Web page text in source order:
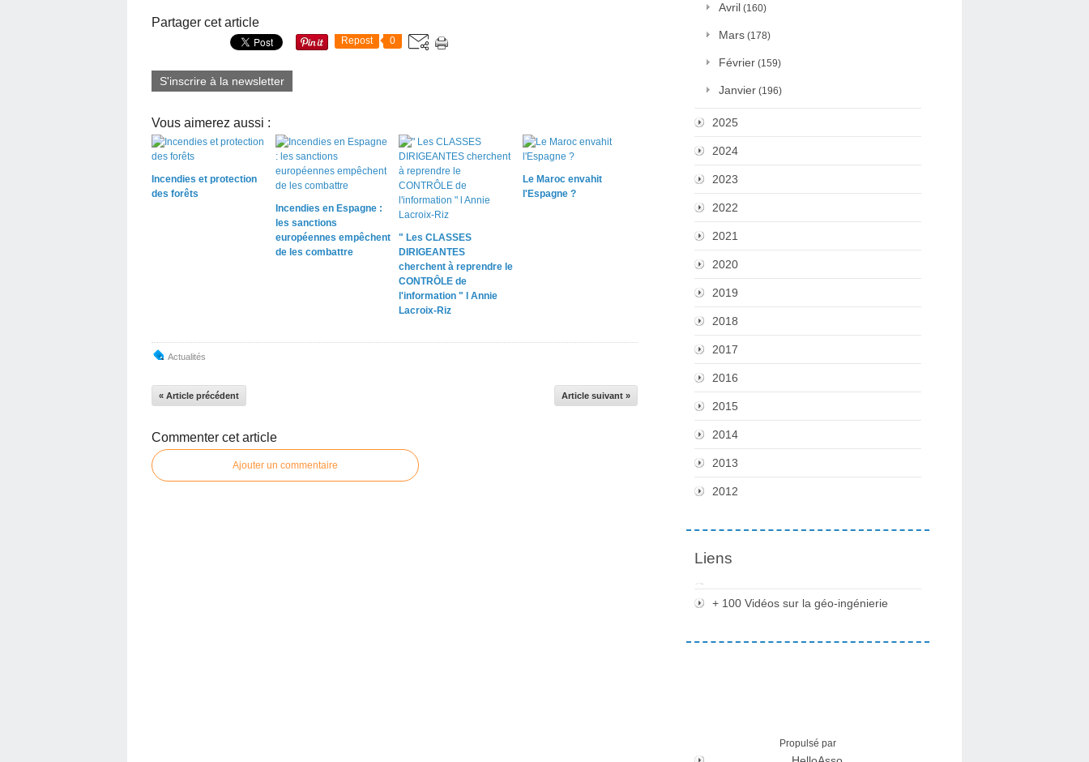
Partager cet article
Repost 0
S'inscrire à la newsletter
Vous aimerez aussi :
Incendies et protection
des forêts
Incendies en Espagne :
les sanctions
européennes empêchent
de les combattre
" Les CLASSES
DIRIGEANTES
cherchent à reprendre le
CONTRÔLE de
l'information " l Annie
Lacroix-Riz
Le Maroc envahit
l'Espagne ?
Actualités
« Article précédent Article suivant »
Commenter cet article
Ajouter un commentaire
Avril (160)
Mars (178)
Février (159)
Janvier (196)
2025
2024
2023
2022
2021
2020
2019
2018
2017
2016
2015
2014
2013
2012
Liens
+ 100 Vidéos sur la géo-ingénierie
Propulsé par